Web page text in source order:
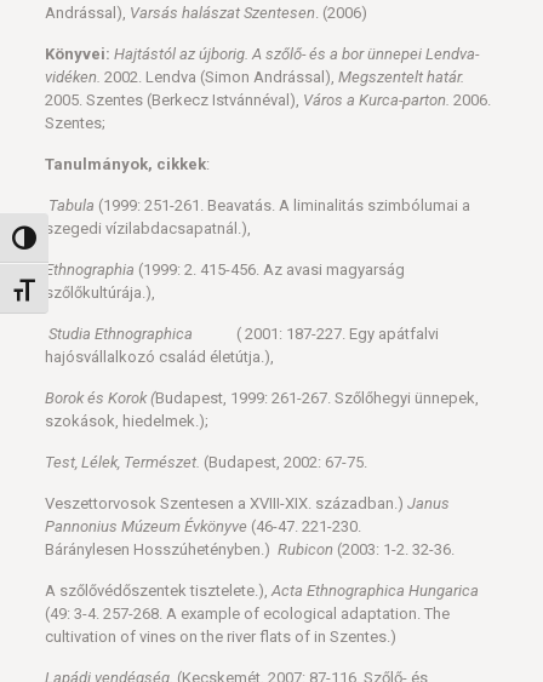
Nagy kontraszt váltása
Betűméret váltása
Andrással), Varsás halászat Szentesen. (2006)
Könyvei: Hajtástól az újborig. A szőlő- és a bor ünnepei Lendva-
vidéken. 2002. Lendva (Simon Andrással), Megszentelt határ.
2005. Szentes (Berkecz Istvánnéval), Város a Kurca-parton. 2006.
Szentes;
Tanulmányok, cikkek:
Tabula (1999: 251-261. Beavatás. A liminalitás szimbólumai a
szegedi vízilabdacsapatnál.),
Ethnographia (1999: 2. 415-456. Az avasi magyarság
szőlőkultúrája.),
Studia Ethnographica
( 2001: 187-227. Egy apátfalvi
hajósvállalkozó család életútja.),
Borok és Korok (Budapest, 1999: 261-267. Szőlőhegyi ünnepek,
szokások, hiedelmek.);
Test, Lélek, Természet. (Budapest, 2002: 67-75.
Veszettorvosok Szentesen a XVIII-XIX. században.) Janus
Pannonius Múzeum Évkönyve (46-47. 221-230.
Báránylesen Hosszúhetényben.) Rubicon (2003: 1-2. 32-36.
A szőlővédőszentek tisztelete.),Acta Ethnographica Hungarica
(49: 3-4. 257-268. A example of ecological adaptation. The
cultivation of vines on the river flats of in Szentes.)
Lapádi vendégség. (Kecskemét, 2007: 87-116. Szőlő- és